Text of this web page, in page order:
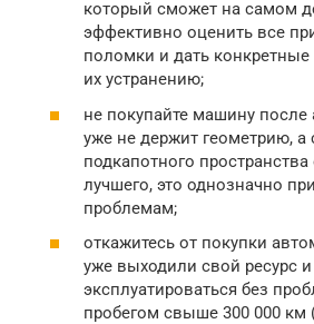
который сможет на самом
эффективно оценить все
поломки и дать
их устранению;
не покупайте машину после
уже не держит геометрию, а
подкапотного
лучшего, это однозначно
проблемам;
откажитесь от покупки
уже выходили свой ресурс
эксплуатироваться без
пробегом свыше 300 000